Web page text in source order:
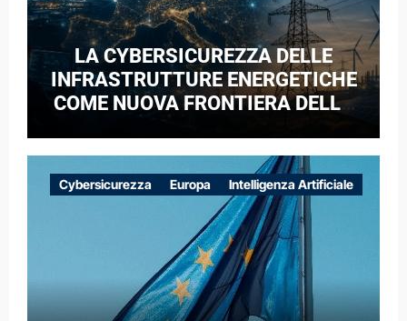
LA CYBERSICUREZZA DELLE
INFRASTRUTTURE ENERGETICHE
COME NUOVA FRONTIERA DELLA
CASO DELLE RETI ELETTRICHE
EUROPEE NEL CONTESTO DELLA
GUERRA IBRIDA
Cybersicurezza Europa Intelligenza Artificiale